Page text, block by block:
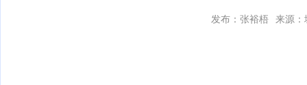
发布：张裕梧 来源